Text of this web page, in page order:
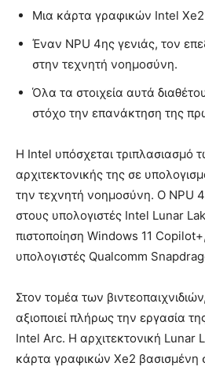
Μια κάρτα γραφικών Intel
Έναν NPU 4ης γενιάς, τον
στην τεχνητή νοημοσύνη.
Όλα τα στοιχεία αυτά
στόχο την επανάκτηση της
Η Intel υπόσχεται τριπλασιασμό
αρχιτεκτονικής της σε
την τεχνητή νοημοσύνη. Ο NPU
στους υπολογιστές Intel Lunar
πιστοποίηση Windows 11
υπολογιστές Qualcomm
Στον τομέα των
αξιοποιεί πλήρως την εργασία
Intel Arc. Η αρχιτεκτονική Lunar
κάρτα γραφικών Xe2 βασισμένη